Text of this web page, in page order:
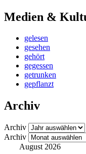
Medien &
gelesen
gesehen
gehört
gegessen
getrunken
gepflanzt
Archiv
Archiv
Archiv
August 2026